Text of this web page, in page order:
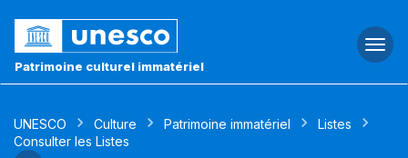
Patrimoine culturel immatériel
UNESCO Culture Patrimoine immatériel
Listes
Consulter les Listes